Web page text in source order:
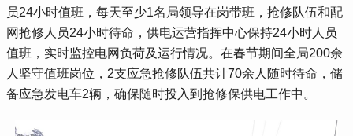
员24小时值班，每天至少1名局领导在岗带班，抢修队伍和配
网抢修人员24小时待命，供电运营指挥中心保持24小时人员
值班，实时监控电网负荷及运行情况。在春节期间全局200余
人坚守值班岗位，2支应急抢修队伍共计70余人随时待命，储
备应急发电车2辆，确保随时投入到抢修保供电工作中。